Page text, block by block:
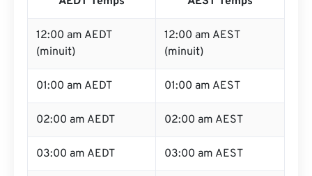
12:00 am AEDT
(minuit)
12:00 am AEST
(minuit)
01:00 am AEDT 01:00 am AEST
02:00 am AEDT 02:00 am AEST
03:00 am AEDT 03:00 am AEST